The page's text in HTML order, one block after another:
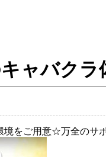
ャバク
をご用意☆万全のサ